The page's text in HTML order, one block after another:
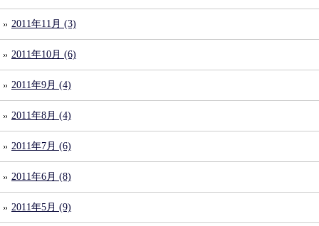
2011年11月 (3)
2011年10月 (6)
2011年9月 (4)
2011年8月 (4)
2011年7月 (6)
2011年6月 (8)
2011年5月 (9)